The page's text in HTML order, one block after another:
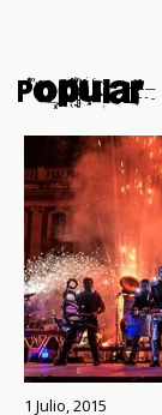
Popular
1 Julio, 2015